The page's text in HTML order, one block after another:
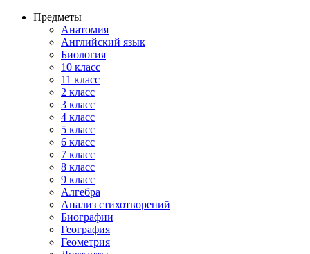
Предметы
Анатомия
Английский язык
Биология
10 класс
11 класс
2 класс
3 класс
4 класс
5 класс
6 класс
7 класс
8 класс
9 класс
Алгебра
Анализ стихотворений
Биографии
География
Геометрия